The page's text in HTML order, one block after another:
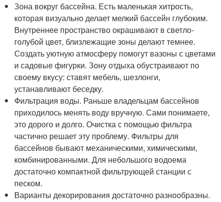
Зона вокруг бассейна. Есть маленькая хитрость,
которая визуально делает мелкий бассейн глубоким.
Внутреннее пространство окрашивают в светло-
голубой цвет, близлежащие зоны делают темнее.
Создать уютную атмосферу помогут вазоны с цветами
и садовые фигурки. Зону отдыха обустраивают по
своему вкусу: ставят мебель, шезлонги,
устанавливают беседку.
Фильтрация воды. Раньше владельцам бассейнов
приходилось менять воду вручную. Сами понимаете,
это дорого и долго. Очистка с помощью фильтра
частично решает эту проблему. Фильтры для
бассейнов бывают механическими, химическими,
комбинированными. Для небольшого водоема
достаточно компактной фильтрующей станции с
песком.
Варианты декорирования достаточно разнообразны.